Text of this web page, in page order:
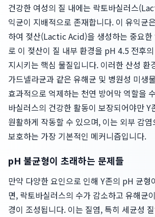
건강한 여성의 질 내에는 락토바실러스
익균이 지배적으로 존재합니다. 이 유익균
하여 젖산(Lactic Acid)을 생성하는 중요한
로 이 젖산이 질 내부 환경을 pH 4.5 전후
지시키는 핵심 물질입니다. 이러한 산성 환
가드넬라균과 같은 유해균 및 병원성 미생
효과적으로 억제하는 천연 방어막 역할을
바실러스의 건강한 활동이 보장되어야만 Y
원활하게 작동할 수 있으며, 이는 외부 감
보호하는 가장 기본적인 메커니즘입니다.
pH 불균형이 초래하는 문제들
만약 다양한 요인으로 인해 Y존의 pH 균형
면, 락토바실러스의 수가 감소하고 유해균
경이 조성됩니다. 이는 질염, 특히 세균성